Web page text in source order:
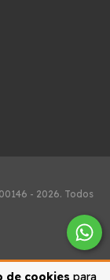
de cookies para
- 2026. Todos